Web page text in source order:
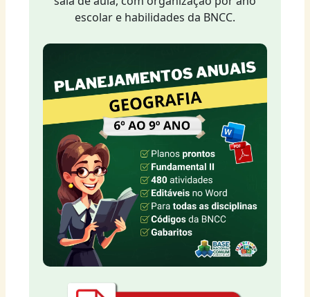
escolar e habilidades da BNCC.